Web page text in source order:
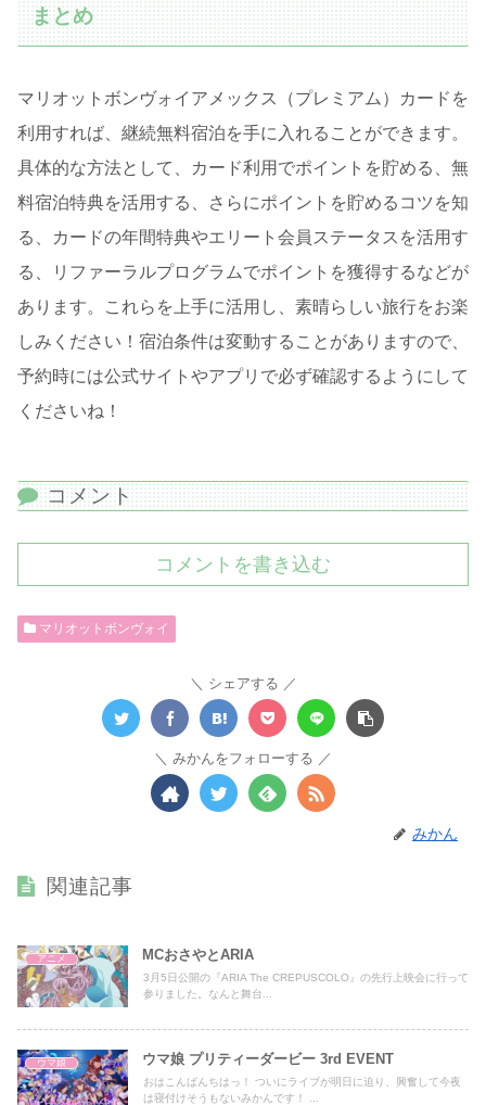
まとめ
マリオットボンヴォイアメックス（プレミアム）カードを
利用すれば、継続無料宿泊を手に入れることができます。
具体的な方法として、カード利用でポイントを貯める、無
料宿泊特典を活用する、さらにポイントを貯めるコツを知
る、カードの年間特典やエリート会員ステータスを活用す
る、リファーラルプログラムでポイントを獲得するなどが
あります。これらを上手に活用し、素晴らしい旅行をお楽
しみください！宿泊条件は変動することがありますので、
予約時には公式サイトやアプリで必ず確認するようにして
くださいね！
コメント
コメントを書き込む
マリオットボンヴォイ
シェアする
みかんをフォローする
みかん
関連記事
アニメ MCおさやとARIA
3月5日公開の『ARIA The CREPUSCOLO』の先行上映会に行って
参りました。なんと舞台...
ウマ娘 ウマ娘 プリティーダービー 3rd EVENT
おはこんばんちはっ！ ついにライブが明日に迫り、興奮して今夜
は寝付けそうもないみかんです！ ...